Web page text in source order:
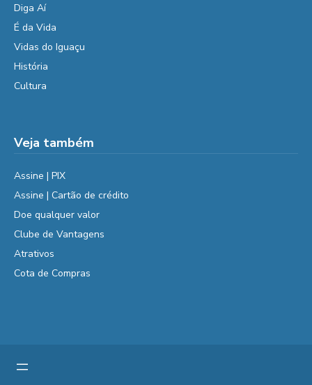
Diga Aí
É da Vida
Vidas do Iguaçu
História
Cultura
Veja também
Assine | PIX
Assine | Cartão de crédito
Doe qualquer valor
Clube de Vantagens
Atrativos
Cota de Compras